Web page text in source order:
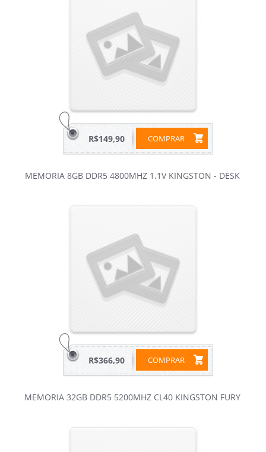
COMPRAR
R$149,90
MEMORIA 8GB DDR5 4800MHZ 1.1V KINGSTON - DESK
COMPRAR
R$366,90
MEMORIA 32GB DDR5 5200MHZ CL40 KINGSTON FURY